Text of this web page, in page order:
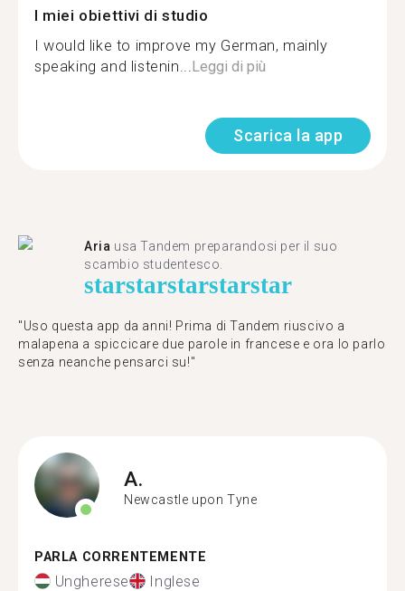
I miei obiettivi di studio
I would like to improve my German, mainly
speaking and listenin...Leggi di più
Scarica la app
Aria usa Tandem preparandosi per il suo
scambio studentesco.
starstarstarstarstar
"Uso questa app da anni! Prima di Tandem riuscivo a
malapena a spiccicare due parole in francese e ora lo parlo
senza neanche pensarci su!"
A.
Newcastle upon Tyne
PARLA CORRENTEMENTE
Ungherese Inglese